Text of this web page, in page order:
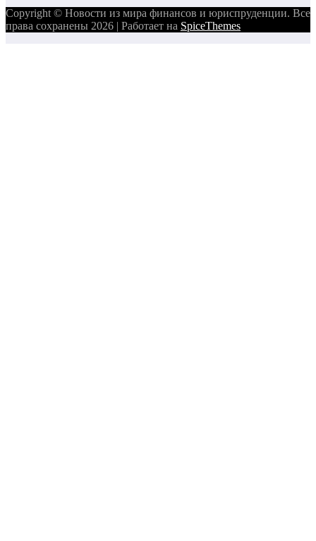
Copyright © Новости из мира финансов и юриспруденции. Все
права сохранены 2026 | Работает на SpiceThemes